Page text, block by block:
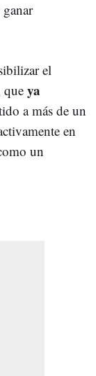
el
que ya
a más de un
en
un